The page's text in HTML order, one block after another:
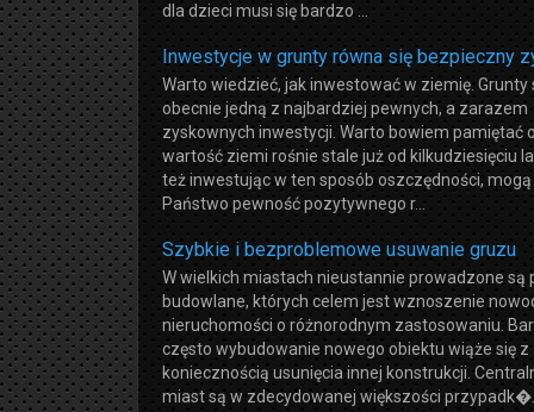
dla dzieci musi się bardzo ...
Inwestycje w grunty równa się bezpieczny
Warto wiedzieć, jak inwestować w ziemię. Grunty
obecnie jedną z najbardziej pewnych, a zarazem
zyskownych inwestycji. Warto bowiem pamiętać
wartość ziemi rośnie stale już od kilkudziesięciu
też inwestując w ten sposób oszczędności,
Państwo pewność pozytywnego r...
Szybkie i bezproblemowe usuwanie gruzu
W wielkich miastach nieustannie prowadzone są
budowlane, których celem jest wznoszenie
nieruchomości o różnorodnym zastosowaniu.
często wybudowanie nowego obiektu wiąże się z
koniecznością usunięcia innej konstrukcji.
miast są w zdecydowanej większości